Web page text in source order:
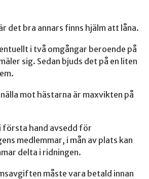
det bra annars finns hjälm att låna.
i två omgångar beroende på
sig. Sedan bjuds det på en liten
mot hästarna är maxvikten på
första hand avsedd för
medlemmar, i mån av plats kan
delta i ridningen.
måste vara betald innan